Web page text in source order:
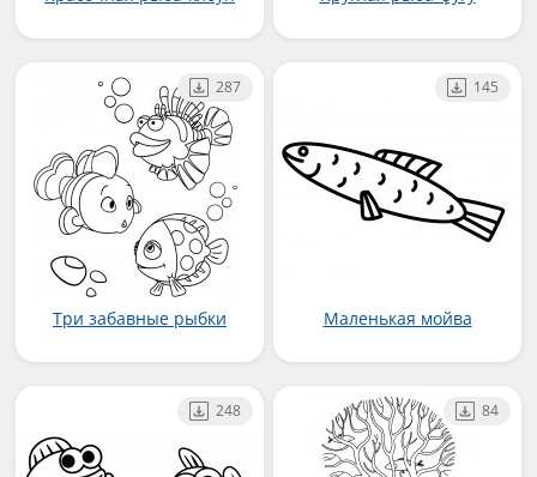
Три забавные рыбки
287
Маленькая мойва
145
248 84